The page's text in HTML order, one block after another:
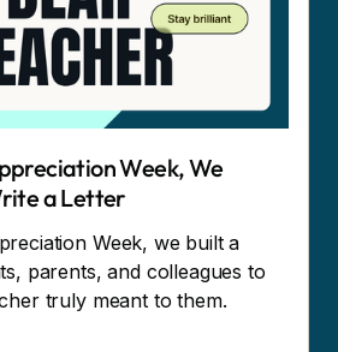
Week, We
a Letter
Week, we built a
parents, and colleagues to
truly meant to them.